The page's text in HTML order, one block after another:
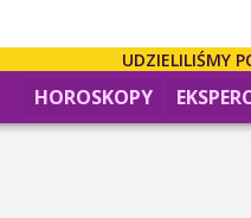
UDZIELILIŚMY
HOROSKOPY